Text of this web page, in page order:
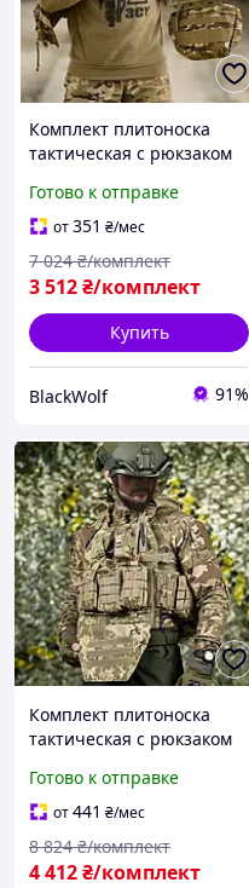
Комплект плитоноска
тактическая с рюкзаком
65
Готово к отправке
от351 ₴/мес
3 512₴/комплект
7 024 ₴/комплект
Купить
BlackWolf 91%
Комплект плитоноска
тактическая с рюкзаком
Готово к отправке
от441 ₴/мес
4 412₴/комплект
8 824 ₴/комплект